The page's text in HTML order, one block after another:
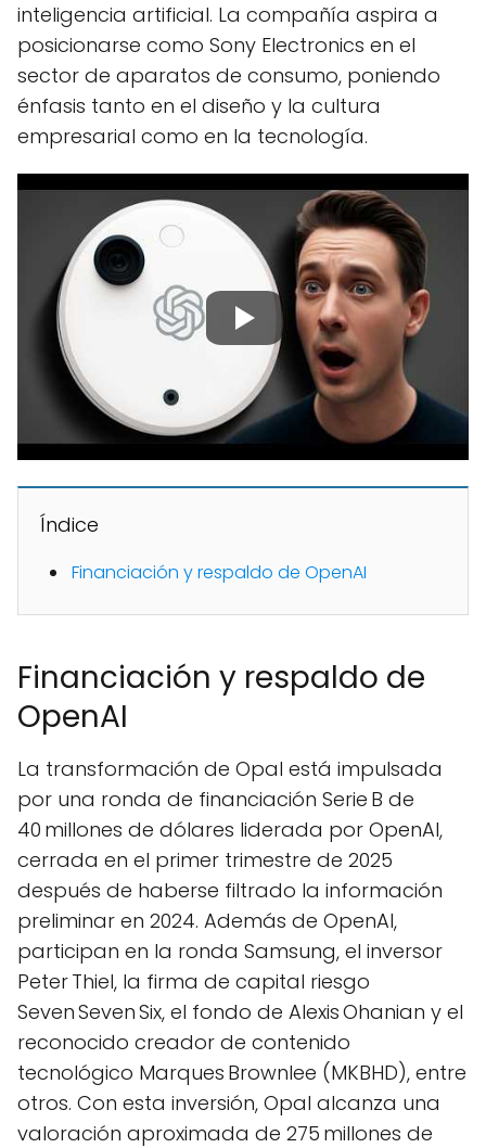
inteligencia artificial. La compañía aspira a
posicionarse como Sony Electronics en el
sector de aparatos de consumo, poniendo
énfasis tanto en el diseño y la cultura
empresarial como en la tecnología.
Índice
Financiación y respaldo de OpenAI
Financiación y respaldo de
OpenAI
La transformación de Opal está impulsada
por una ronda de financiación Serie B de
40 millones de dólares liderada por OpenAI,
cerrada en el primer trimestre de 2025
después de haberse filtrado la información
preliminar en 2024. Además de OpenAI,
participan en la ronda Samsung, el inversor
Peter Thiel, la firma de capital riesgo
Seven Seven Six, el fondo de Alexis Ohanian y el
reconocido creador de contenido
tecnológico Marques Brownlee (MKBHD), entre
otros. Con esta inversión, Opal alcanza una
valoración aproximada de 275 millones de